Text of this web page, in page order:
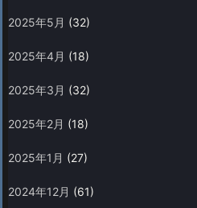
2025年5月 (32)
2025年4月 (18)
2025年3月 (32)
2025年2月 (18)
2025年1月 (27)
2024年12月 (61)